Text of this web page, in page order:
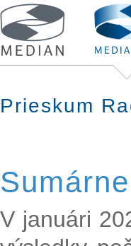
Prieskum
V januári